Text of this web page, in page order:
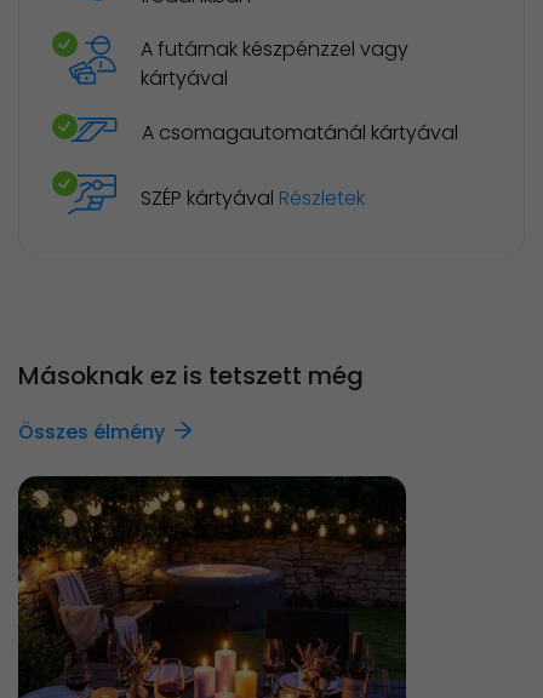
A futárnak készpénzzel vagy
kártyával
A csomagautomatánál kártyával
SZÉP kártyával Részletek
Másoknak ez is tetszett még
Összes élmény